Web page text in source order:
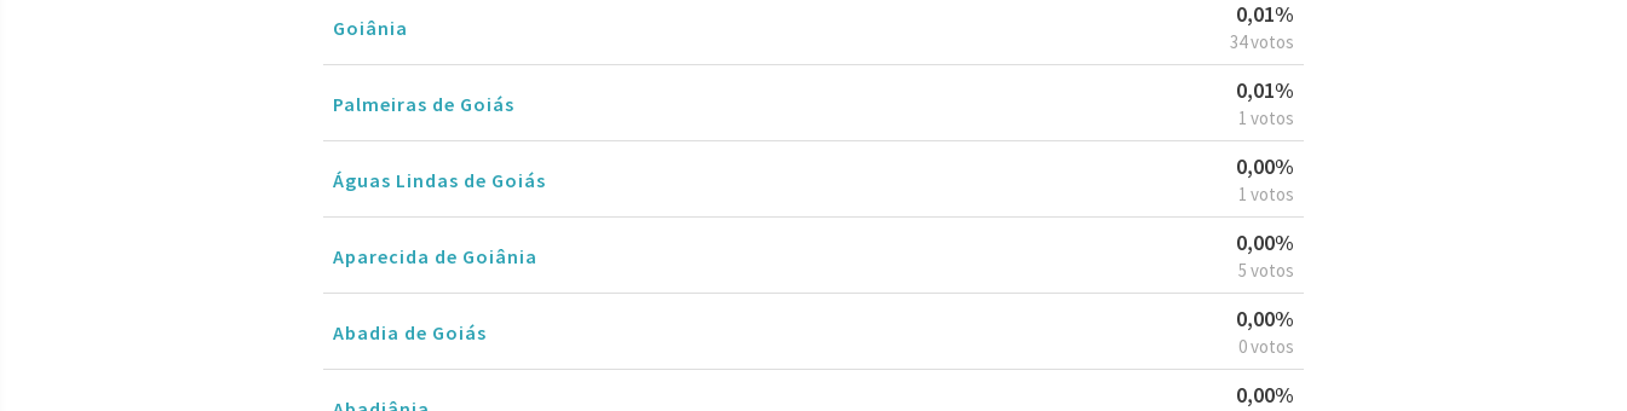
Goiânia
0,01%
34 votos
Palmeiras de Goiás
0,01%
1 votos
Águas Lindas de Goiás
0,00%
1 votos
Aparecida de Goiânia
0,00%
5 votos
Abadia de Goiás
0,00%
0 votos
0,00%